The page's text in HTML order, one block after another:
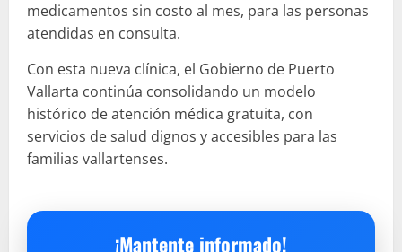
medicamentos sin costo al mes, para las personas
atendidas en consulta.
Con esta nueva clínica, el Gobierno de Puerto
Vallarta continúa consolidando un modelo
histórico de atención médica gratuita, con
servicios de salud dignos y accesibles para las
familias vallartenses.
¡Mantente informado!